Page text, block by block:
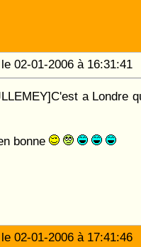
02-01-2006 à
a Londre
bonne
02-01-2006 à